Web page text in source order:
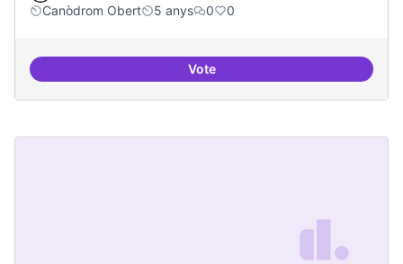
Canòdrom Obert
5 anys 0 0
VoteCultura digital i tradicional